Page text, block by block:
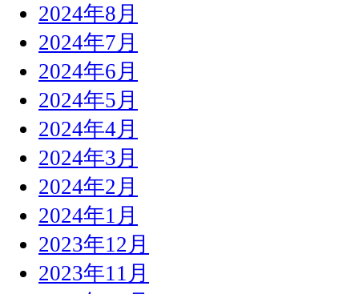
2024年8月
2024年7月
2024年6月
2024年5月
2024年4月
2024年3月
2024年2月
2024年1月
2023年12月
2023年11月